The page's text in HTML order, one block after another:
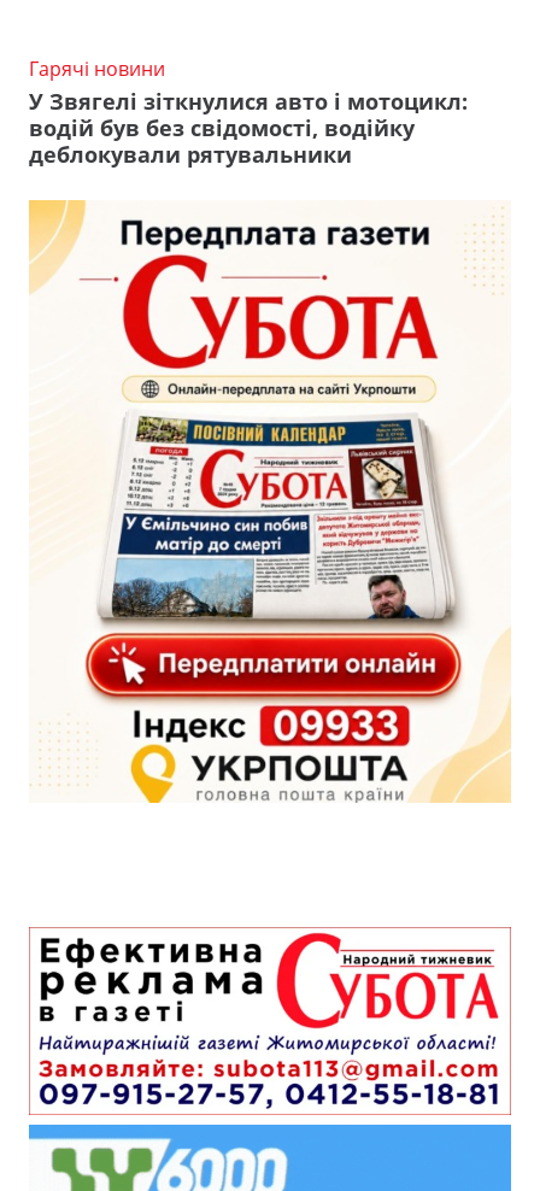
Гарячі новини
У Звягелі зіткнулися авто і мотоцикл:
водій був без свідомості, водійку
деблокували рятувальники